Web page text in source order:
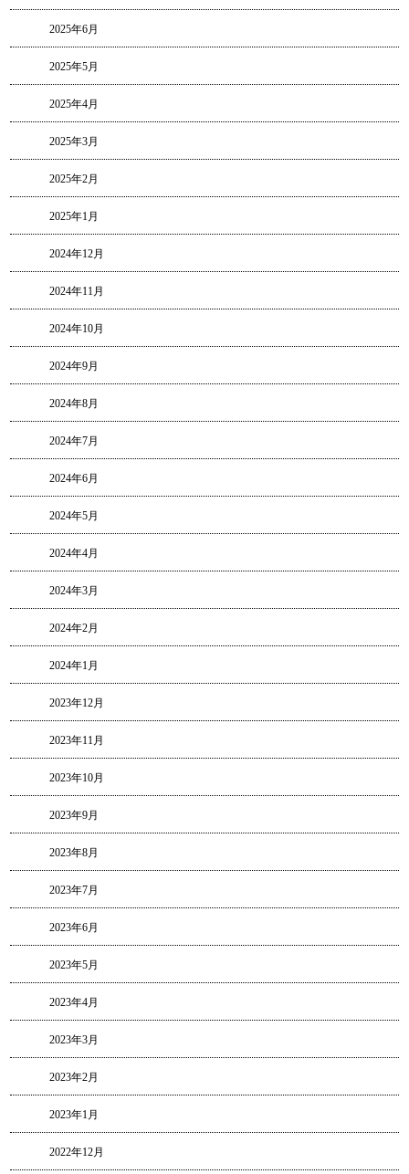
2025年6月
2025年5月
2025年4月
2025年3月
2025年2月
2025年1月
2024年12月
2024年11月
2024年10月
2024年9月
2024年8月
2024年7月
2024年6月
2024年5月
2024年4月
2024年3月
2024年2月
2024年1月
2023年12月
2023年11月
2023年10月
2023年9月
2023年8月
2023年7月
2023年6月
2023年5月
2023年4月
2023年3月
2023年2月
2023年1月
2022年12月